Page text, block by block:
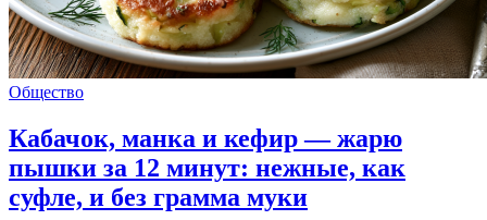
Общество
Кабачок, манка и кефир — жарю
пышки за 12 минут: нежные, как
суфле, и без грамма муки